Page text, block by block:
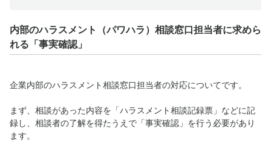
内部のハラスメント（パワハラ）相談窓口担当者に求めら
れる「事実確認」
企業内部のハラスメント相談窓口担当者の対応についてです。
まず、相談があった内容を「ハラスメント相談記録票」などに記
録し、相談者の了解を得たうえで「事実確認」を行う必要があり
ます。